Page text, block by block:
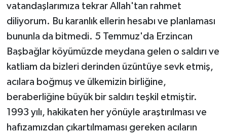
vatandaşlarımıza tekrar Allah'tan rahmet
diliyorum. Bu karanlık ellerin hesabı ve planlaması
bununla da bitmedi. 5 Temmuz'da Erzincan
Başbağlar köyümüzde meydana gelen o saldırı ve
katliam da bizleri derinden üzüntüye sevk etmiş,
acılara boğmuş ve ülkemizin birliğine,
beraberliğine büyük bir saldırı teşkil etmiştir.
1993 yılı, hakikaten her yönüyle araştırılması ve
hafızamızdan çıkartılmaması gereken acıların